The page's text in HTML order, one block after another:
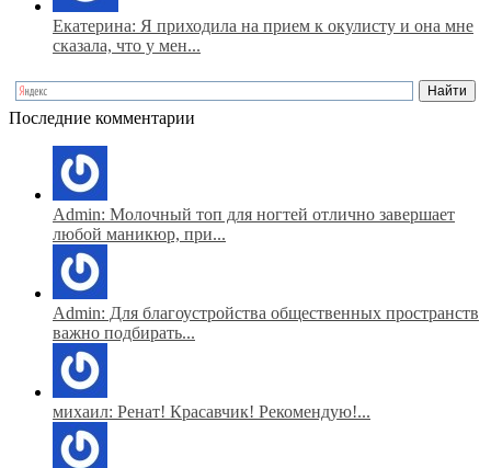
Екатерина: Я приходила на прием к окулисту и она мне
сказала, что у мен...
Последние комментарии
Admin: Молочный топ для ногтей отлично завершает
любой маникюр, при...
Admin: Для благоустройства общественных пространств
важно подбирать...
михаил: Ренат! Красавчик! Рекомендую!...